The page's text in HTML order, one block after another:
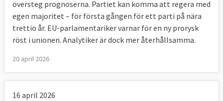
översteg prognoserna. Partiet kan komma att regera med
egen majoritet – för första gången för ett parti på nära
trettio år. EU-parlamentariker varnar för en ny prorysk
röst i unionen. Analytiker är dock mer återhållsamma.
20 april 2026
16 april 2026